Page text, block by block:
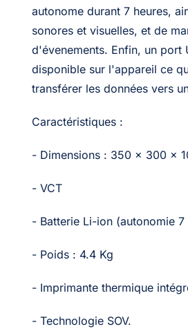
autonome durant 7 heures,
sonores et visuelles, et de
d'évenements. Enfin, un port
disponible sur l'appareil ce
transférer les données vers
Caractéristiques :
- Dimensions : 350 x 300 x
- VCT
- Batterie Li-ion (autonomie 7
- Poids : 4.4 Kg
- Imprimante thermique
- Technologie SOV.